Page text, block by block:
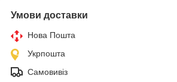
Умови доставки
Нова Пошта
Укрпошта
Самовивіз